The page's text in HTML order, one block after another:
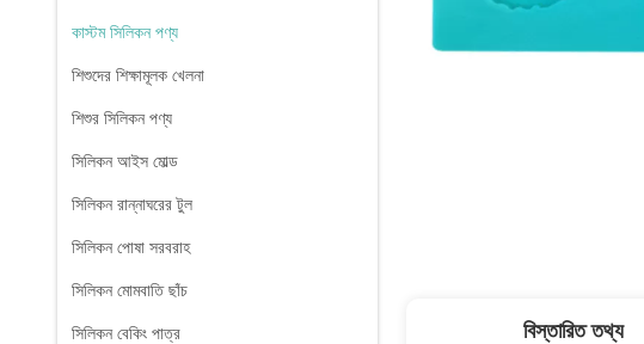
কাস্টম সিলিকন পণ্য
শিশুদের শিক্ষামূলক খেলনা
শিশুর সিলিকন পণ্য
সিলিকন আইস মোল্ড
সিলিকন রান্নাঘরের টুল
সিলিকন পোষা সরবরাহ
সিলিকন মোমবাতি ছাঁচ
সিলিকন বেকিং পাত্র বিস্তারিত তথ্য